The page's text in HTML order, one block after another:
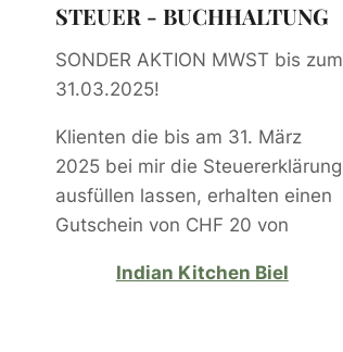
STEUER - BUCHHALTUNG
SONDER AKTION MWST bis zum
31.03.2025!
Klienten die bis am 31. März
2025 bei mir die Steuererklärung
ausfüllen lassen, erhalten einen
Gutschein von CHF 20 von
Indian Kitchen Biel